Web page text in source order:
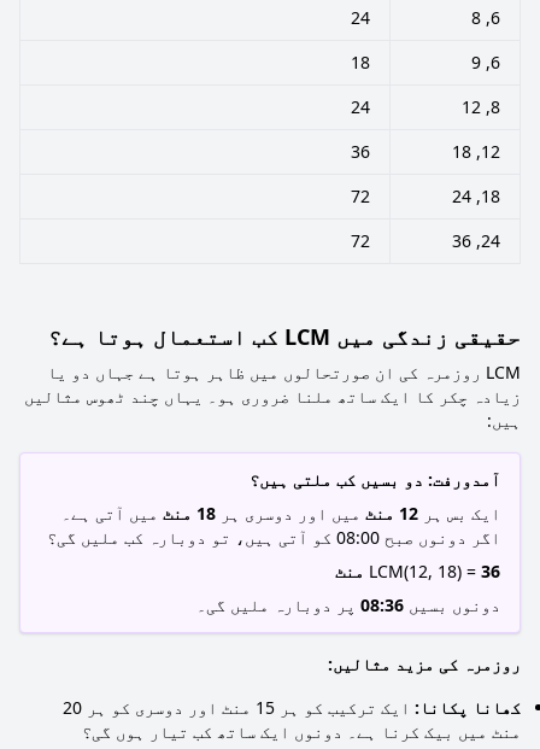
6, 8
24
6, 9
18
8, 12
24
12, 18
36
18, 24
72
24, 36
72
حقیقی زندگی میں LCM کب استعمال ہوتا ہے؟
LCM روزمرہ کی ان صورتحالوں میں ظاہر ہوتا ہے جہاں دو یا
زیادہ چکر کا ایک ساتھ ملنا ضروری ہو۔ یہاں چند ٹھوس مثالیں
ہیں:
آمدورفت: دو بسیں کب ملتی ہیں؟
ایک بس ہر 12 منٹ میں اور دوسری ہر 18 منٹ
میں آتی ہے۔
اگر دونوں صبح 08:00 کو آتی ہیں، تو دوبارہ کب ملیں گی؟
LCM(12, 18) = 36 منٹ
دونوں بسیں 08:36 پر دوبارہ ملیں گی۔
روزمرہ کی مزید مثالیں:
کھانا پکانا:
ایک ترکیب کو ہر 15 منٹ اور دوسری کو ہر 20
منٹ میں بیک کرنا ہے۔ دونوں ایک ساتھ کب تیار ہوں گی؟